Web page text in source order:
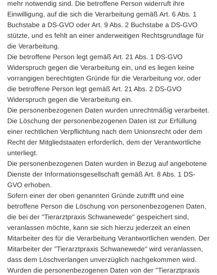
mehr notwendig sind. Die betroffene Person widerruft ihre
Einwilligung, auf die sich die Verarbeitung gemäß Art. 6 Abs. 1
Buchstabe a DS-GVO oder Art. 9 Abs. 2 Buchstabe a DS-GVO
stützte, und es fehlt an einer anderweitigen Rechtsgrundlage für
die Verarbeitung.
Die betroffene Person legt gemäß Art. 21 Abs. 1 DS-GVO
Widerspruch gegen die Verarbeitung ein, und es liegen keine
vorrangigen berechtigten Gründe für die Verarbeitung vor, oder
die betroffene Person legt gemäß Art. 21 Abs. 2 DS-GVO
Widerspruch gegen die Verarbeitung ein.
Die personenbezogenen Daten wurden unrechtmäßig verarbeitet.
Die Löschung der personenbezogenen Daten ist zur Erfüllung
einer rechtlichen Verpflichtung nach dem Unionsrecht oder dem
Recht der Mitgliedstaaten erforderlich, dem der Verantwortliche
unterliegt.
Die personenbezogenen Daten wurden in Bezug auf angebotene
Dienste der Informationsgesellschaft gemäß Art. 8 Abs. 1 DS-
GVO erhoben.
Sofern einer der oben genannten Gründe zutrifft und eine
betroffene Person die Löschung von personenbezogenen Daten,
die bei der "Tierarztpraxis Schwanewede" gespeichert sind,
veranlassen möchte, kann sie sich hierzu jederzeit an einen
Mitarbeiter des für die Verarbeitung Verantwortlichen wenden. Der
Mitarbeiter der "Tierarztpraxis Schwanewede" wird veranlassen,
dass dem Löschverlangen unverzüglich nachgekommen wird.
Wurden die personenbezogenen Daten von der "Tierarztpraxis